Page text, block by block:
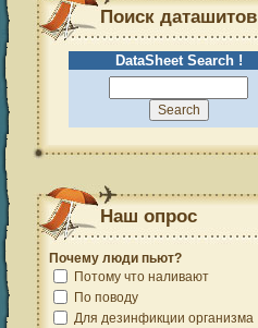
Поиск даташитов
DataSheet Search !
Наш опрос
Почему люди пьют?
Потому что наливают
По поводу
Для дезинфикции организма